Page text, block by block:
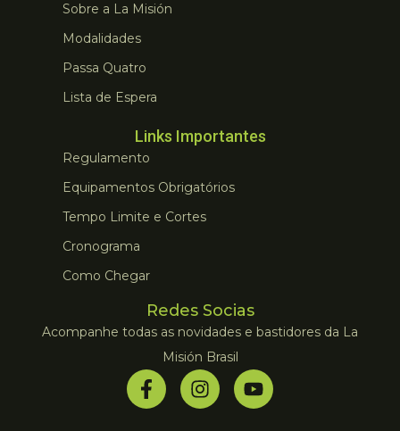
Sobre a La Misión
Modalidades
Passa Quatro
Lista de Espera
Links Importantes
Regulamento
Equipamentos Obrigatórios
Tempo Limite e Cortes
Cronograma
Como Chegar
Redes Socias
Acompanhe todas as novidades e bastidores da La
Misión Brasil